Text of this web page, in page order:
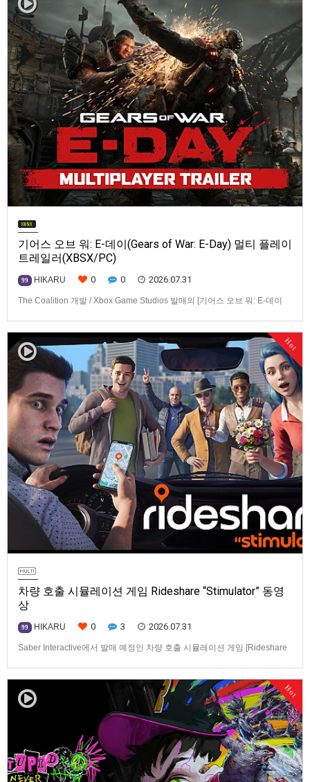
기어스 오브 워: E-데이(Gears of War: E-Day) 멀티 플레이
트레일러(XBSX/PC)
99 HIKARU 0 0 2026.07.31
The Coalition 개발 / Xbox Game Studios 발매의 [기어스 오브 워: E-데이
Hot
차량 호출 시뮬레이션 게임 Rideshare “Stimulator” 동영
상
99 HIKARU 0 3 2026.07.31
Saber Interactive에서 발매 예정인 차량 호출 시뮬레이션 게임 [Rideshare
을 운영하는 드라이버가 되어라'Rideshare "Stimulat…
Hot